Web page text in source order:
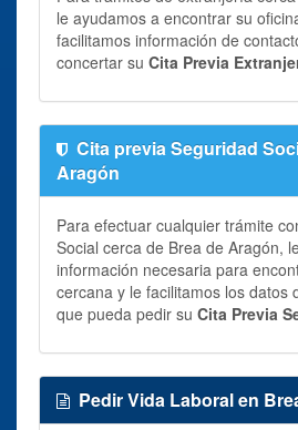
le ayudamos a encontrar su
facilitamos información de
concertar su Cita Previa
Cita previa Seguridad
Aragón
Para efectuar cualquier trámite
Social cerca de Brea de Aragón,
información necesaria para
cercana y le facilitamos los datos
que pueda pedir su Cita Previa
Pedir Vida Laboral en